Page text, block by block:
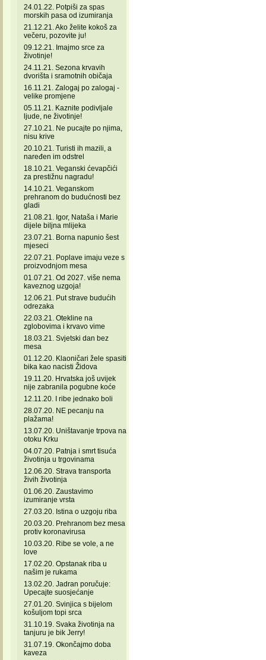
24.01.22. Potpiši za spas
morskih pasa od izumiranja
21.12.21. Ako želite kokoš za
večeru, pozovite ju!
09.12.21. Imajmo srce za
životinje!
24.11.21. Sezona krvavih
dvorišta i sramotnih običaja
16.11.21. Zalogaj po zalogaj -
velike promjene
05.11.21. Kaznite podivljale
ljude, ne životinje!
27.10.21. Ne pucajte po njima,
nisu krive
20.10.21. Turisti ih mazili, a
naređen im odstrel
18.10.21. Veganski ćevapčići
za prestižnu nagradu!
14.10.21. Veganskom
prehranom do budućnosti bez
gladi
21.08.21. Igor, Nataša i Marie
dijele biljna mlijeka
23.07.21. Borna napunio šest
mjeseci
22.07.21. Poplave imaju veze s
proizvodnjom mesa
01.07.21. Od 2027. više nema
kaveznog uzgoja!
12.06.21. Put strave budućih
odrezaka
22.03.21. Otekline na
zglobovima i krvavo vime
18.03.21. Svjetski dan bez
mesa
01.12.20. Klaoničari žele spasiti
bika kao nacisti Židova
19.11.20. Hrvatska još uvijek
nije zabranila pogubne koće
12.11.20. I ribe jednako boli
28.07.20. NE pecanju na
plažama!
13.07.20. Uništavanje trpova na
otoku Krku
04.07.20. Patnja i smrt tisuća
životinja u trgovinama
12.06.20. Strava transporta
živih životinja
01.06.20. Zaustavimo
izumiranje vrsta
27.03.20. Istina o uzgoju riba
20.03.20. Prehranom bez mesa
protiv koronavirusa
10.03.20. Ribe se vole, a ne
love
17.02.20. Opstanak riba u
našim je rukama
13.02.20. Jadran poručuje:
Upecajte suosjećanje
27.01.20. Svinjica s bijelom
košuljom topi srca
31.10.19. Svaka životinja na
tanjuru je bik Jerry!
31.07.19. Okončajmo doba
kaveza